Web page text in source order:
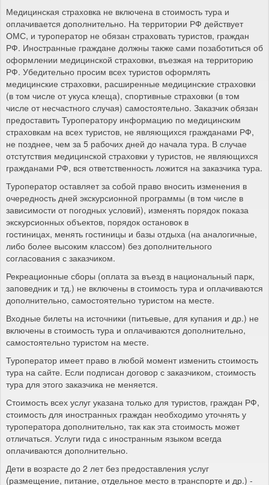
Медицинская страховка не включена в стоимость тура и
оплачивается дополнительно. На территории РФ действует
ОМС, и туроператор не обязан страховать туристов, граждан
РФ. Иностранные граждане должны также сами позаботиться об
оформлении медицинской страховки, въезжая на территорию
РФ. Убедительно просим всех туристов оформлять
медицинские страховки, расширенные медицинские страховки
(в том числе от укуса клеща), спортивные страховки (в том
числе от несчастного случая) самостоятельно. Заказчик обязан
предоставить Туроператору информацию по медицинским
страховкам на всех туристов, не являющихся гражданами РФ,
не позднее, чем за 5 рабочих дней до начала тура. В случае
отстутствия медицинской страховки у туристов, не являющихся
гражданами РФ, вся ответственность ложится на заказчика тура.
Туроператор оставляет за собой право вносить изменения в
очередность дней экскурсионной программы (в том числе в
зависимости от погодных условий), изменять порядок показа
экскурсионных объектов, порядок остановок в
гостиницах, менять гостиницы и базы отдыха (на аналогичные,
либо более высоким классом) без дополнительного
согласования с заказчиком.
Рекреационные сборы (оплата за въезд в национальный парк,
заповедник и тд.) не включены в стоимость тура и оплачиваются
дополнительно, самостоятельно туристом на месте.
Входные билеты на источники (питьевые, для купания и др.) не
включены в стоимость тура и оплачиваются дополнительно,
самостоятельно туристом на месте.
Туроператор имеет право в любой момент изменить стоимость
тура на сайте. Если подписан договор с заказчиком, стоимость
тура для этого заказчика не меняется.
Стоимость всех услуг указана только для туристов, граждан РФ,
стоимость для иностранных граждан необходимо уточнять у
туроператора дополнительно, так как эта стоимость может
отличаться. Услуги гида с иностранным языком всегда
оплачиваются дополнительно.
Дети в возрасте до 2 лет без предоставления услуг
(размещение, питание, отдельное место в транспорте и др.) -